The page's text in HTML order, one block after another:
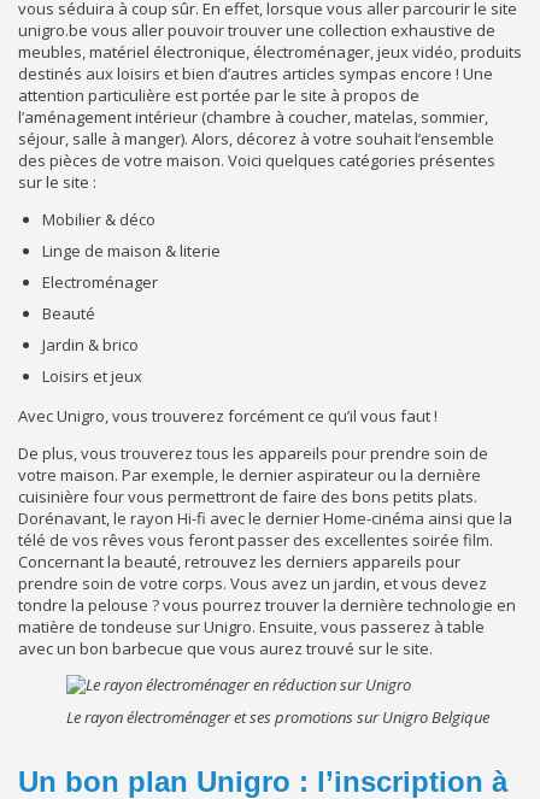
vous séduira à coup sûr. En effet, lorsque vous aller parcourir le site
unigro.be vous aller pouvoir trouver une collection exhaustive de
meubles, matériel électronique, électroménager, jeux vidéo, produits
destinés aux loisirs et bien d’autres articles sympas encore ! Une
attention particulière est portée par le site à propos de
l’aménagement intérieur (chambre à coucher, matelas, sommier,
séjour, salle à manger). Alors, décorez à votre souhait l’ensemble
des pièces de votre maison. Voici quelques catégories présentes
sur le site :
Mobilier & déco
Linge de maison & literie
Electroménager
Beauté
Jardin & brico
Loisirs et jeux
Avec Unigro, vous trouverez forcément ce qu’il vous faut !
De plus, vous trouverez tous les appareils pour prendre soin de
votre maison. Par exemple, le dernier aspirateur ou la dernière
cuisinière four vous permettront de faire des bons petits plats.
Dorénavant, le rayon Hi-fi avec le dernier Home-cinéma ainsi que la
télé de vos rêves vous feront passer des excellentes soirée film.
Concernant la beauté, retrouvez les derniers appareils pour
prendre soin de votre corps. Vous avez un jardin, et vous devez
tondre la pelouse ? vous pourrez trouver la dernière technologie en
matière de tondeuse sur Unigro. Ensuite, vous passerez à table
avec un bon barbecue que vous aurez trouvé sur le site.
Le rayon électroménager et ses promotions sur Unigro Belgique
Un bon plan Unigro : l’inscription à